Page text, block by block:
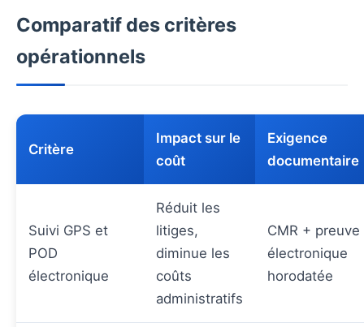
Comparatif des critères
opérationnels
Critère
Impact sur le
coût
Exigence
documentaire
Suivi GPS et
POD
électronique
Réduit les
litiges,
diminue les
coûts
administratifs
CMR + preuve
électronique
horodatée